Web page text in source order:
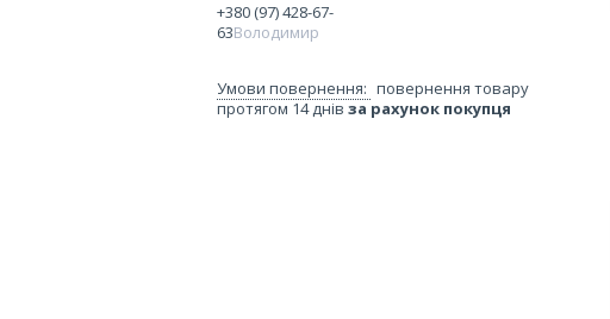
+380 (97) 428-67-
63Володимир
повернення товару
протягом 14 днів за рахунок покупця